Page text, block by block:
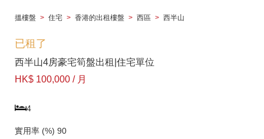
搵樓盤 > 住宅 > 香港的出租樓盤 > 西區 > 西半山
已租了
西半山4房豪宅筍盤出租|住宅單位
HK$ 100,000 / 月
4
實用率 (%) 90